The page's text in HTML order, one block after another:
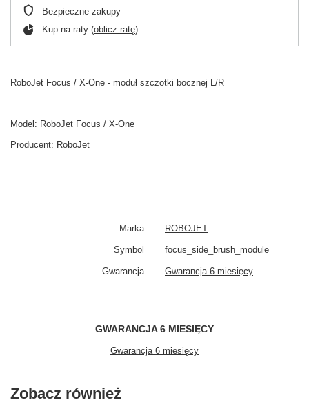
Bezpieczne zakupy
Kup na raty (oblicz ratę)
RoboJet Focus / X-One - moduł szczotki bocznej L/R
Model: RoboJet Focus / X-One
Producent: RoboJet
Marka ROBOJET
Symbol focus_side_brush_module
Gwarancja Gwarancja 6 miesięcy
GWARANCJA 6 MIESIĘCY
Gwarancja 6 miesięcy
Zobacz również